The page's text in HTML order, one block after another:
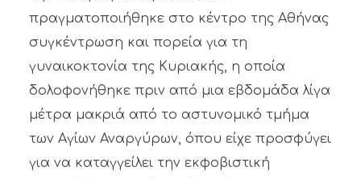
πραγματοποιήθηκε στο κέντρο της Αθήνας
συγκέντρωση και πορεία για τη
γυναικοκτονία της Κυριακής, η οποία
δολοφονήθηκε πριν από μια εβδομάδα λίγα
μέτρα μακριά από το αστυνομικό τμήμα
των Αγίων Αναργύρων, όπου είχε προσφύγει
για να καταγγείλει την εκφοβιστική